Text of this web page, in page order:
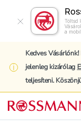
Töltsd
a
Kedves
jelenleg kizárólag
teljesíteni.
Keresés